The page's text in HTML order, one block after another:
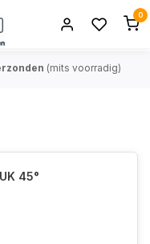
0
(mits voorradig)
45°